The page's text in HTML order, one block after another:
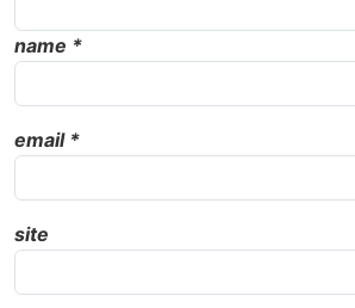
name *
email *
site